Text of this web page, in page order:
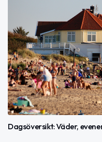
Dagsöversikt: Väder,